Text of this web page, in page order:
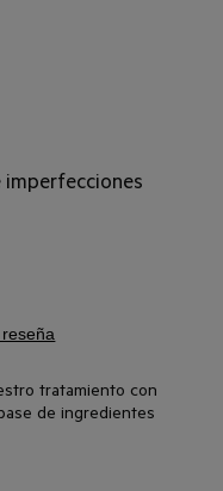
tratamiento con
de ingredientes
Su textura cremosa,